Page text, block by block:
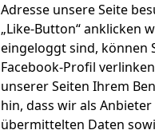
Adresse unsere Seite
„Like-Button“ anklicken
eingeloggt sind, können
Facebook-Profil
unserer Seiten Ihrem
hin, dass wir als
übermittelten Daten